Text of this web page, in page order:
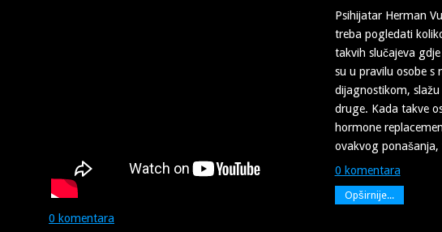
0 komentara
Psihijatar Herman
treba pogledati
takvih slučajeva
su u pravilu osobe s
dijagnostikom, slažu
druge. Kada takve
hormone
ovakvog ponašanja,
0 komentara
Opširnije...